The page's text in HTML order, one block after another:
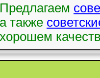
Предлагаем
а также
хорошем